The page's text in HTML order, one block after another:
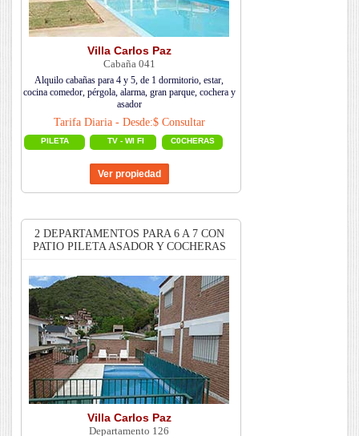
Villa Carlos Paz
Cabaña 041
Alquilo cabañas para 4 y 5, de 1 dormitorio, estar,
cocina comedor, pérgola, alarma, gran parque, cochera y
asador
Tarifa Diaria - Desde:$ Consultar
PILETA TV - WI FI C0CHERAS
2 DEPARTAMENTOS PARA 6 A 7 CON
PATIO PILETA ASADOR Y COCHERAS
Villa Carlos Paz
Departamento 126